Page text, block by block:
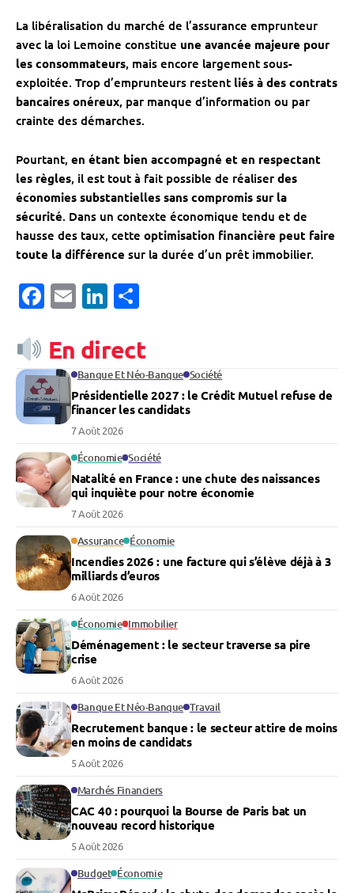
La libéralisation du marché de l’assurance emprunteur
avec la loi Lemoine constitue une avancée majeure pour
les consommateurs, mais encore largement sous-
exploitée. Trop d’emprunteurs restent liés à des contrats
bancaires onéreux, par manque d’information ou par
crainte des démarches.
Pourtant, en étant bien accompagné et en respectant
les règles, il est tout à fait possible de réaliser des
économies substantielles sans compromis sur la
sécurité. Dans un contexte économique tendu et de
hausse des taux, cette optimisation financière peut faire
toute la différence sur la durée d’un prêt immobilier.
Facebook
EmailLinkedIn
En direct
Banque Et Néo-Banque Société
Présidentielle 2027 : le Crédit Mutuel refuse de
financer les candidats
7 Août 2026
Économie Société
Natalité en France : une chute des naissances
qui inquiète pour notre économie
7 Août 2026
Assurance Économie
Incendies 2026 : une facture qui s’élève déjà à 3
milliards d’euros
6 Août 2026
Économie Immobilier
Déménagement : le secteur traverse sa pire
crise
6 Août 2026
Banque Et Néo-Banque Travail
Recrutement banque : le secteur attire de moins
en moins de candidats
5 Août 2026
Marchés Financiers
CAC 40 : pourquoi la Bourse de Paris bat un
nouveau record historique
5 Août 2026
Budget Économie